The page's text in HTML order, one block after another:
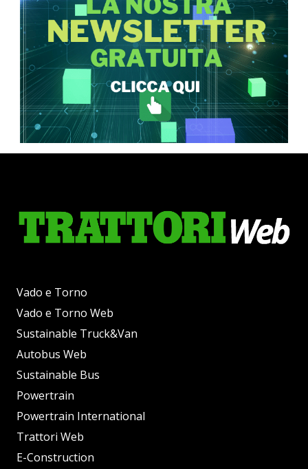
Vado e Torno
Vado e Torno Web
Sustainable Truck&Van
Autobus Web
Sustainable Bus
Powertrain
Powertrain International
Trattori Web
E-Construction